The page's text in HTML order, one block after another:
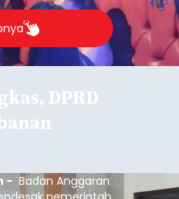
-Badan Anggaran
pemerintah
pada tahun
PAD itu dirasa
2027 diproyeksi
terutama
Ke Luar
pusat.